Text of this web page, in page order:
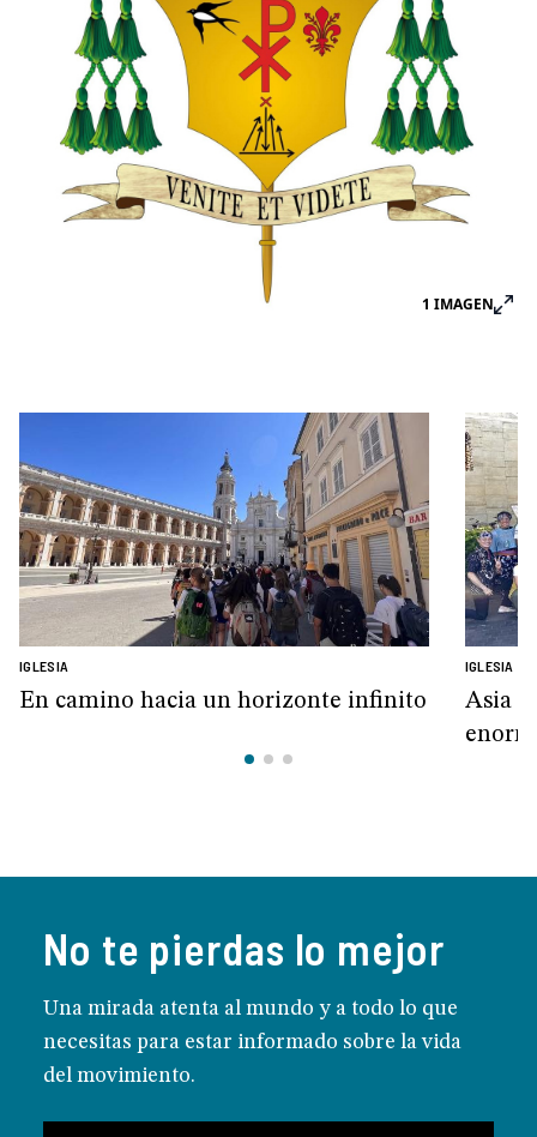
1 IMAGEN
IGLESIA
En camino hacia un horizonte infinito
IGLESIA
Asia y
No te pierdas lo mejor
Una mirada atenta al mundo y a todo lo que
necesitas para estar informado sobre la vida
del movimiento.